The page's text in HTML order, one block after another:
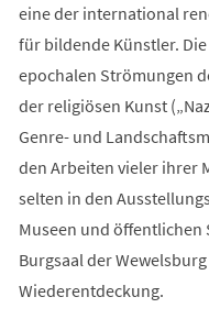
eine der international
für bildende Künstler.
epochalen Strömungen
der religiösen Kunst
Genre- und
den Arbeiten vieler ihrer
selten in den
Museen und öffentlichen
Burgsaal der
Wiederentdeckung.